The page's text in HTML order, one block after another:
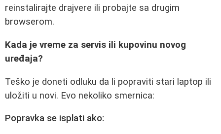
reinstalirajte drajvere ili probajte sa drugim
browserom.
Kada je vreme za servis ili kupovinu novog
uređaja?
Teško je doneti odluku da li popraviti stari laptop ili
uložiti u novi. Evo nekoliko smernica:
Popravka se isplati ako: